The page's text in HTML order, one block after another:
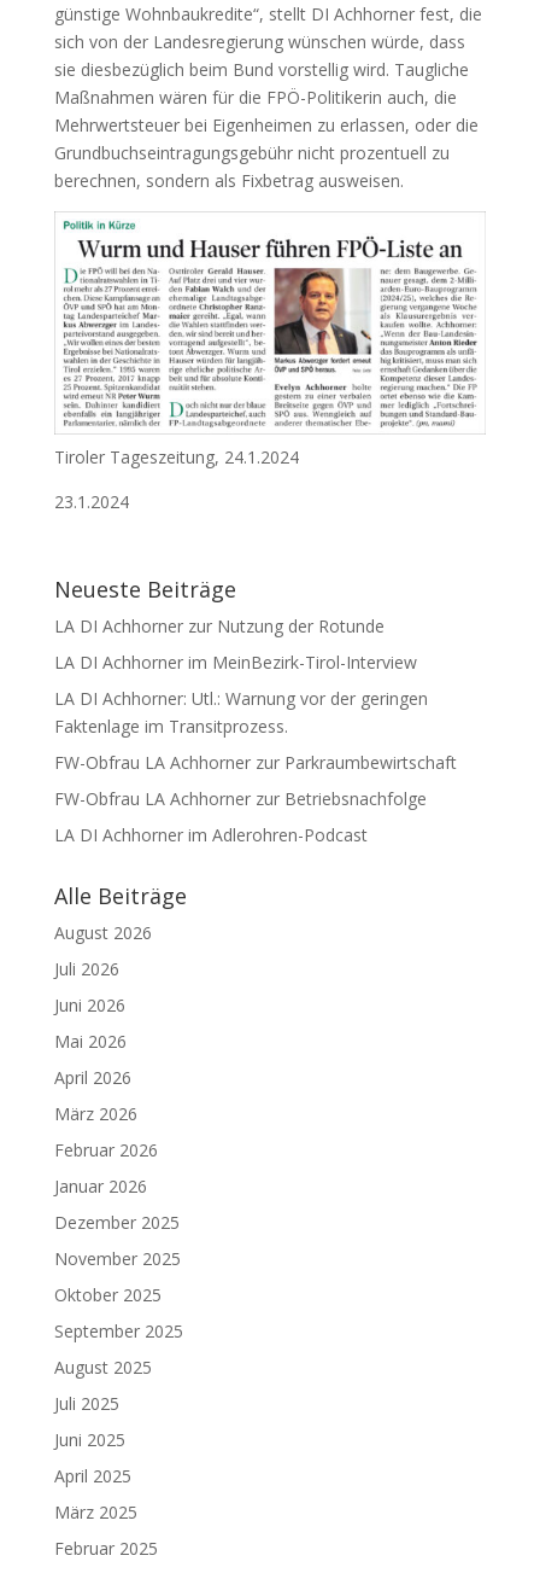
günstige Wohnbaukredite“, stellt DI Achhorner fest, die
sich von der Landesregierung wünschen würde, dass
sie diesbezüglich beim Bund vorstellig wird. Taugliche
Maßnahmen wären für die FPÖ-Politikerin auch, die
Mehrwertsteuer bei Eigenheimen zu erlassen, oder die
Grundbuchseintragungsgebühr nicht prozentuell zu
berechnen, sondern als Fixbetrag ausweisen.
Tiroler Tageszeitung, 24.1.2024
23.1.2024
Neueste Beiträge
LA DI Achhorner zur Nutzung der Rotunde
LA DI Achhorner im MeinBezirk-Tirol-Interview
LA DI Achhorner: Utl.: Warnung vor der geringen
Faktenlage im Transitprozess.
FW-Obfrau LA Achhorner zur Parkraumbewirtschaft
FW-Obfrau LA Achhorner zur Betriebsnachfolge
LA DI Achhorner im Adlerohren-Podcast
Alle Beiträge
August 2026
Juli 2026
Juni 2026
Mai 2026
April 2026
März 2026
Februar 2026
Januar 2026
Dezember 2025
November 2025
Oktober 2025
September 2025
August 2025
Juli 2025
Juni 2025
April 2025
März 2025
Februar 2025